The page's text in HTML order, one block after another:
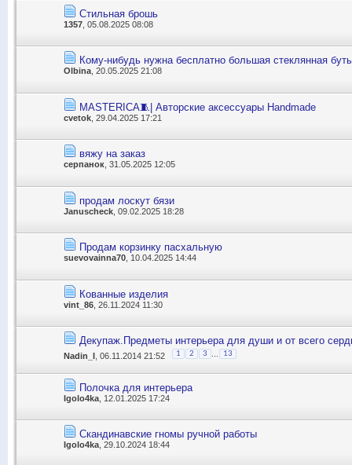
Стильная брошь
1357 , 05.08.2025 08:08
Кому-нибудь нужна бесплатно большая стеклянная
Olbina , 20.05.2025 21:08
MASTERICA🧵| Авторские аксессуары Handmade
cvetok , 29.04.2025 17:21
вяжу на заказ
серпанок , 31.05.2025 12:05
продам лоскут бязи
Januscheck , 09.02.2025 18:28
Продам корзинку пасхальную
suevovainna70 , 10.04.2025 14:44
Кованные изделия
vint_86 , 26.11.2024 11:30
Декупаж.Предметы интерьера для души и от всего
Nadin_I , 06.11.2014 21:52 1 2 3 13
Полочка для интерьера
Igolo4ka , 12.01.2025 17:24
Скандинавские гномы ручной работы
Igolo4ka , 29.10.2024 18:44